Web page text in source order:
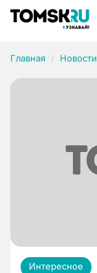
Главная Новости
Интересное